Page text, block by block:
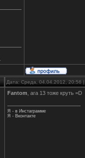
Дата: Среда, 04.04.2012,
Fantom , ага 13 тоже круть =D
Я - в Инстаграмме
Я - Вконтакте